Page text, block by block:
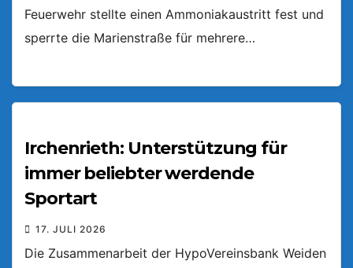
Feuerwehr stellte einen Ammoniakaustritt fest und
sperrte die Marienstraße für mehrere…
Irchenrieth: Unterstützung für
immer beliebter werdende
Sportart
17. JULI 2026
Die Zusammenarbeit der HypoVereinsbank Weiden